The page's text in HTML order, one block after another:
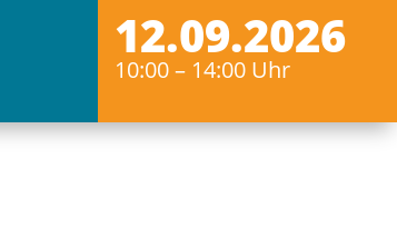
12.09.2026
10:00 – 14:00 Uhr